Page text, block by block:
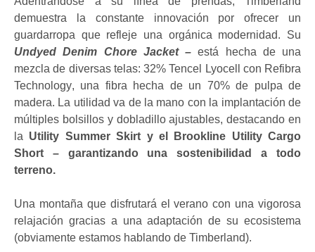
demuestra la constante innovación por ofrecer un
guardarropa que refleje una orgánica modernidad. Su
Undyed Denim Chore Jacket –está hecha de una
mezcla de diversas telas: 32% Tencel Lyocell con Refibra
Technology, una fibra hecha de un 70% de pulpa de
madera. La utilidad va de la mano con la implantación de
múltiples bolsillos y dobladillo ajustables, destacando en
la Utility Summer Skirt y el Brookline Utility Cargo
Short – garantizando una sostenibilidad a todo
terreno.
Una montaña que disfrutará el verano con una vigorosa
relajación gracias a una adaptación de su ecosistema
(obviamente estamos hablando de Timberland).